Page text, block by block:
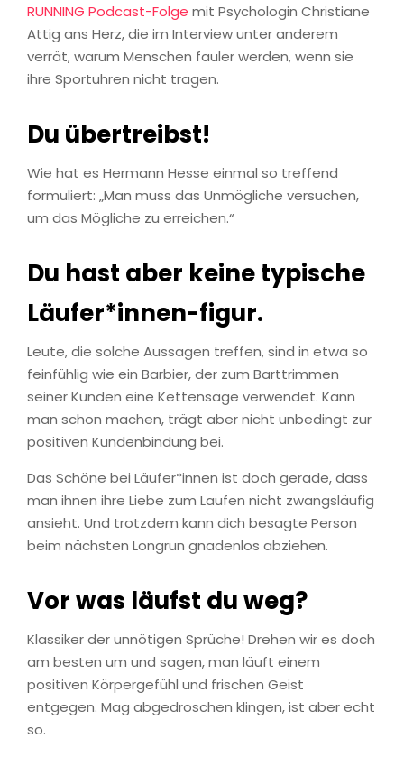
RUNNING Podcast-Folge mit Psychologin Christiane
Attig ans Herz, die im Interview unter anderem
verrät, warum Menschen fauler werden, wenn sie
ihre Sportuhren nicht tragen.
Du übertreibst!
Wie hat es Hermann Hesse einmal so treffend
formuliert: „Man muss das Unmögliche versuchen,
um das Mögliche zu erreichen.“
Du hast aber keine typische
Läufer*innen-figur.
Leute, die solche Aussagen treffen, sind in etwa so
feinfühlig wie ein Barbier, der zum Barttrimmen
seiner Kunden eine Kettensäge verwendet. Kann
man schon machen, trägt aber nicht unbedingt zur
positiven Kundenbindung bei.
Das Schöne bei Läufer*innen ist doch gerade, dass
man ihnen ihre Liebe zum Laufen nicht zwangsläufig
ansieht. Und trotzdem kann dich besagte Person
beim nächsten Longrun gnadenlos abziehen.
Vor was läufst du weg?
Klassiker der unnötigen Sprüche! Drehen wir es doch
am besten um und sagen, man läuft einem
positiven Körpergefühl und frischen Geist
entgegen. Mag abgedroschen klingen, ist aber echt
so.